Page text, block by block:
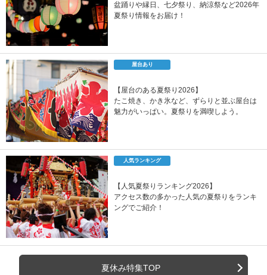
盆踊りや縁日、七夕祭り、納涼祭など2026年
夏祭り情報をお届け！
屋台あり
【屋台のある夏祭り2026】
たこ焼き、かき氷など、ずらりと並ぶ屋台は
魅力がいっぱい。夏祭りを満喫しよう。
人気ランキング
【人気夏祭りランキング2026】
アクセス数の多かった人気の夏祭りをランキ
ングでご紹介！
夏休み特集TOP